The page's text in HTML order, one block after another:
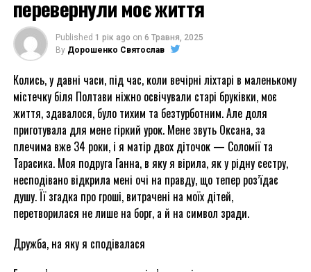
перевернули моє життя
Published 1 рік ago on 6 Травня, 2025
By Дорошенко Святослав
Колись, у давні часи, під час, коли вечірні ліхтарі в маленькому
містечку біля Полтави ніжно освічували старі бруківки, моє
життя, здавалося, було тихим та безтурботним. Але доля
приготувала для мене гіркий урок. Мене звуть Оксана, за
плечима вже 34 роки, і я матір двох діточок — Соломії та
Тарасика. Моя подруга Ганна, в яку я вірила, як у рідну сестру,
несподівано відкрила мені очі на правду, що тепер роз’їдає
душу. Її згадка про гроші, витрачені на моїх дітей,
перетворилася не лише на борг, а й на символ зради.
Дружба, на яку я сподівалася